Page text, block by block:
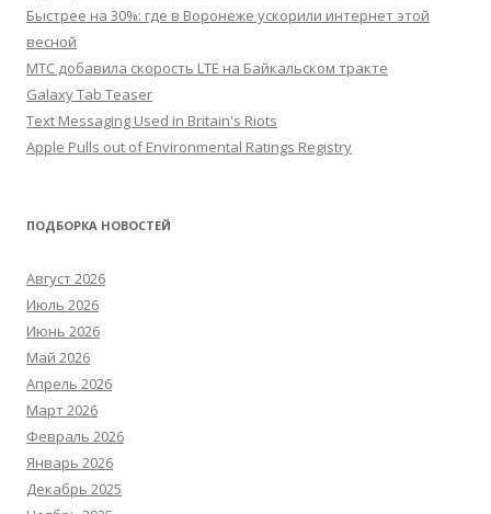
Быстрее на 30%: где в Воронеже ускорили интернет этой
весной
МТС добавила скорость LTE на Байкальском тракте
Galaxy Tab Teaser
Text Messaging Used in Britain's Riots
Apple Pulls out of Environmental Ratings Registry
ПОДБОРКА НОВОСТЕЙ
Август 2026
Июль 2026
Июнь 2026
Май 2026
Апрель 2026
Март 2026
Февраль 2026
Январь 2026
Декабрь 2025